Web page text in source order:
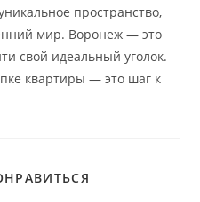
пространство,
мир. Воронеж — это
свой идеальный уголок.
квартиры — это шаг к